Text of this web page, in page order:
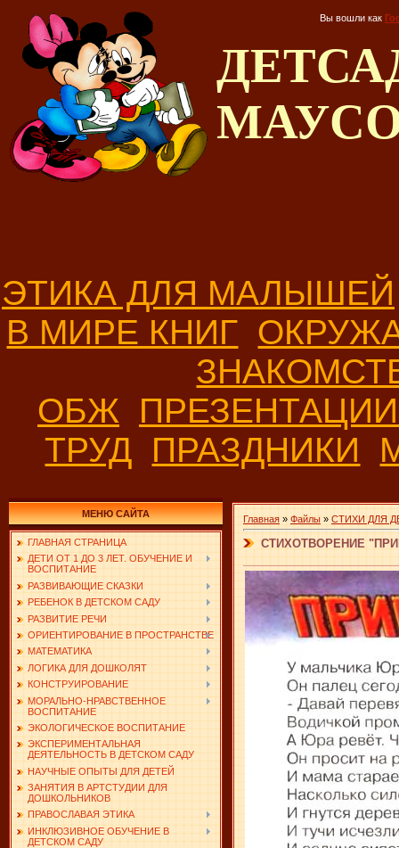
Вы вошли как
ЭТИКА ДЛЯ МАЛЫШЕЙ
В МИРЕ КНИГ
ОБЖ
ТРУД ПРАЗДНИКИ
МЕНЮ САЙТА
ГЛАВНАЯ СТРАНИЦА
ДЕТИ ОТ 1 ДО 3 ЛЕТ. ОБУЧЕНИЕ И
ВОСПИТАНИЕ
РАЗВИВАЮЩИЕ СКАЗКИ
РЕБЕНОК В ДЕТСКОМ САДУ
РАЗВИТИЕ РЕЧИ
ОРИЕНТИРОВАНИЕ В ПРОСТРАНСТВЕ
МАТЕМАТИКА
ЛОГИКА ДЛЯ ДОШКОЛЯТ
КОНСТРУИРОВАНИЕ
МОРАЛЬНО-НРАВСТВЕННОЕ
ВОСПИТАНИЕ
ЭКОЛОГИЧЕСКОЕ ВОСПИТАНИЕ
ЭКСПЕРИМЕНТАЛЬНАЯ
ДЕЯТЕЛЬНОСТЬ В ДЕТСКОМ САДУ
НАУЧНЫЕ ОПЫТЫ ДЛЯ ДЕТЕЙ
ЗАНЯТИЯ В АРТСТУДИИ ДЛЯ
ДОШКОЛЬНИКОВ
ПРАВОСЛАВАЯ ЭТИКА
ИНКЛЮЗИВНОЕ ОБУЧЕНИЕ В
ДЕТСКОМ САДУ
Главная » Файлы » СТИХИ ДЛЯ
СТИХОТВОРЕНИЕ